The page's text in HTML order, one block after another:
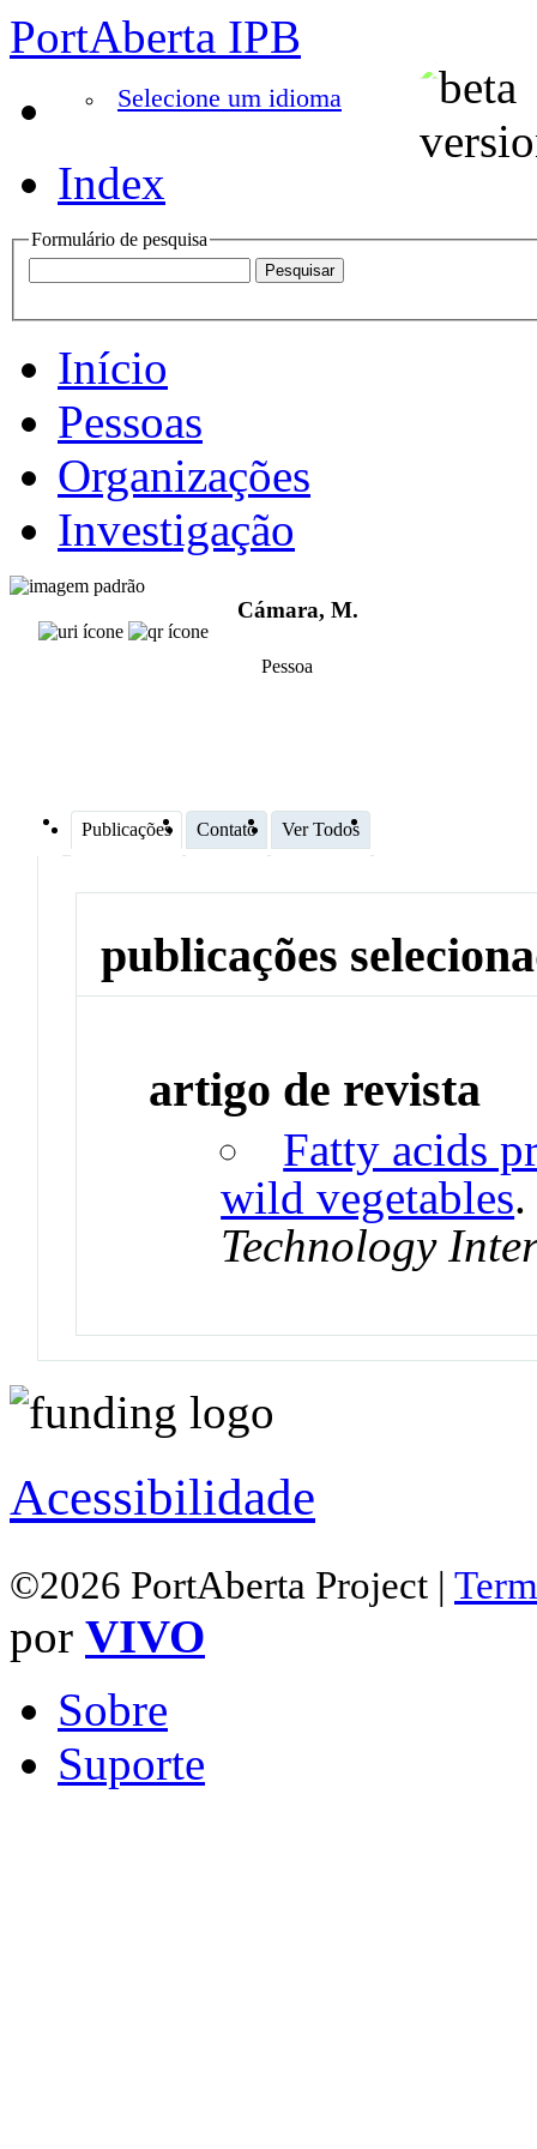
PortAberta IPB
Selecione um idioma
Index
Formulário de pesquisa
Início
Pessoas
Organizações
Investigação
Cámara, M.
Pessoa
Publicações Contato Ver Todos
publicações
artigo de revista
Fatty acids
wild vegetables
Technology
Acessibilidade
©2026 PortAberta Project |
por VIVO
Sobre
Suporte